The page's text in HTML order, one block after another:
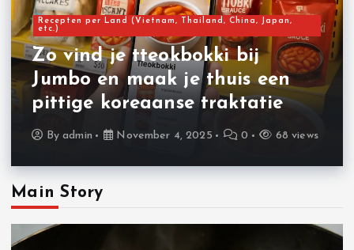
Recepten per Land (Vietnam, Thailand, China, Japan,
etc.)
Zo vind je tteokbokki bij
Jumbo en maak je thuis een
pittige koreaanse traktatie
Byadmin November 4, 2025 0 68 views
Main Story